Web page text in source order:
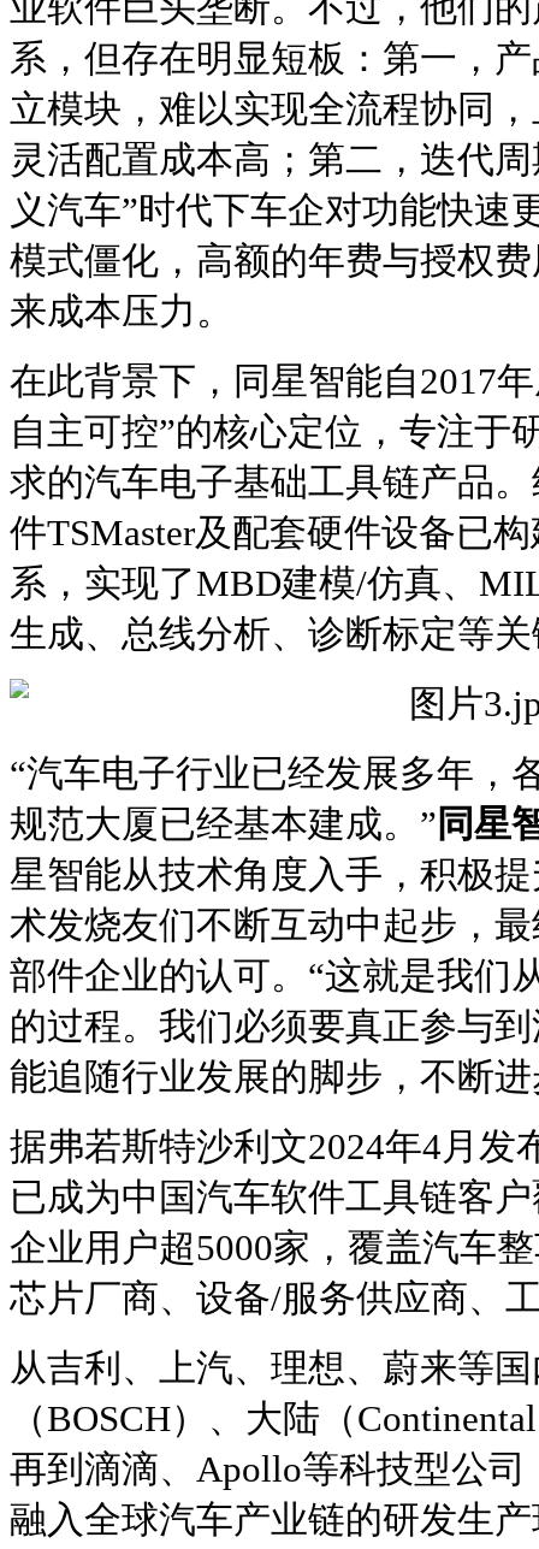
系，但存在明显短板：第一，
立模块，难以实现全流程协同
灵活配置成本高；第二，迭代
义汽车”时代下车企对功能快速
模式僵化，高额的年费与授权
来成本压力。
在此背景下，同星智能自2017
自主可控”的核心定位，专注于
求的汽车电子基础工具链产品
件TSMaster及配套硬件设备已
系，实现了MBD建模/仿真、
生成、总线分析、诊断标定等
“汽车电子行业已经发展多年，
规范大厦已经基本建成。” 同星
星智能从技术角度入手，积极
术发烧友们不断互动中起步，
部件企业的认可。“这就是我们
的过程。我们必须要真正参与
能追随行业发展的脚步，不断进
据弗若斯特沙利文2024年4月发
已成为中国汽车软件工具链客
企业用户超5000家，覆盖汽车
芯片厂商、设备/服务供应商、
从吉利、上汽、理想、蔚来等
（BOSCH）、大陆（
再到滴滴、Apollo等科技型公
融入全球汽车产业链的研发生